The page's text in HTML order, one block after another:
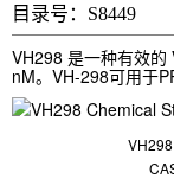
目录号：S8449
VH298 是一种有效的
nM。VH-298可用于